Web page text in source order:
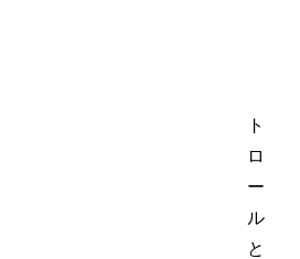
ト
ロ
ー
ル
と